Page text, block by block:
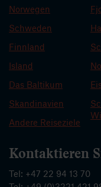
Kontaktieren
Tel: +47 22 94 13 70
Norwegen
Schweden
Finnland
Island
Das Baltikum
Skandinavien
Andere Reiseziele